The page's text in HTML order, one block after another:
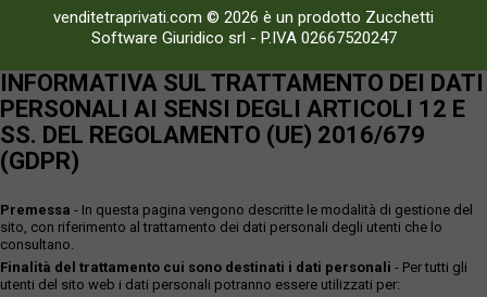
venditetraprivati.com © 2026 è un prodotto Zucchetti
Software Giuridico srl - P.IVA 02667520247
INFORMATIVA SUL TRATTAMENTO DEI DATI
PERSONALI AI SENSI DEGLI ARTICOLI 12 E
SS. DEL REGOLAMENTO (UE) 2016/679
(GDPR)
Premessa - In questa pagina vengono descritte le modalità di gestione del
sito, con riferimento al trattamento dei dati personali degli utenti che lo
consultano.
Finalità del trattamento cui sono destinati i dati personali - Per tutti gli
utenti del sito web i dati personali potranno essere utilizzati per: